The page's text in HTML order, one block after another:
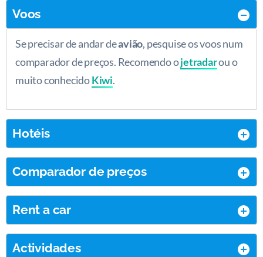
Voos
Se precisar de andar deavião, pesquise os voos num
comparador de preços. Recomendo ojetradarou o
muito conhecidoKiwi.
Hotéis
Comparador de preços
Rent a car
Actividades